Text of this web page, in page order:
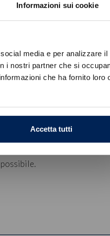
Informazioni sui cookie
media e per analizzare il
i nostri partner che si
che ha fornito loro
Accetta tutti